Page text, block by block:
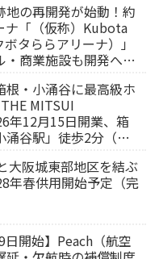
地の再開発が始動！約
ナ「（仮称）Kubota
タららアリーナ）」
商業施設も開発へ
根・小涌谷に最高級ホ
MITSUI
年12月15日開業、箱
涌谷駅」徒歩2分（旅
大阪城東部地区を結ぶ
年春供用開始予定（完
日開始】Peach（航空